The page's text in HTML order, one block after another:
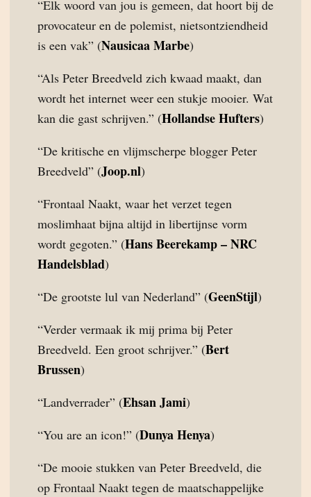
“Elk woord van jou is gemeen, dat hoort bij de
provocateur en de polemist, nietsontziendheid
is een vak” (Nausicaa Marbe)
“Als Peter Breedveld zich kwaad maakt, dan
wordt het internet weer een stukje mooier. Wat
kan die gast schrijven.” (Hollandse Hufters)
“De kritische en vlijmscherpe blogger Peter
Breedveld” (Joop.nl)
“Frontaal Naakt, waar het verzet tegen
moslimhaat bijna altijd in libertijnse vorm
wordt gegoten.” (Hans Beerekamp – NRC
Handelsblad)
“De grootste lul van Nederland” (GeenStijl)
“Verder vermaak ik mij prima bij Peter
Breedveld. Een groot schrijver.” (Bert
Brussen)
“Landverrader” (Ehsan Jami)
“You are an icon!” (Dunya Henya)
“De mooie stukken van Peter Breedveld, die
op Frontaal Naakt tegen de maatschappelijke